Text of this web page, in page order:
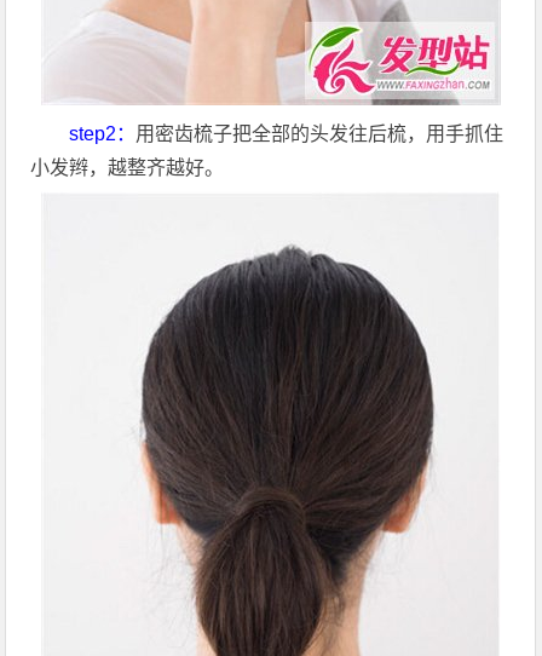
step2： 用密齿梳子把全部的头发往后梳，用手抓住
小发辫，越整齐越好。